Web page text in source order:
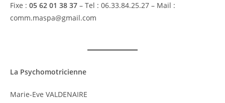
Fixe : 05 62 01 38 37 – Tel : 06.33.84.25.27 – Mail :
comm.maspa@gmail.com
La Psychomotricienne
Marie-Eve VALDENAIRE